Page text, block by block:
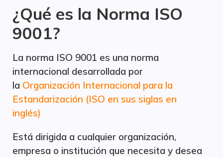
¿Qué es la Norma ISO
9001?
La norma ISO 9001 es una norma
internacional desarrollada por
la Organización Internacional para la
Estandarización (ISO en sus siglas en
inglés)
Está dirigida a cualquier organización,
empresa o institución que necesita y desea